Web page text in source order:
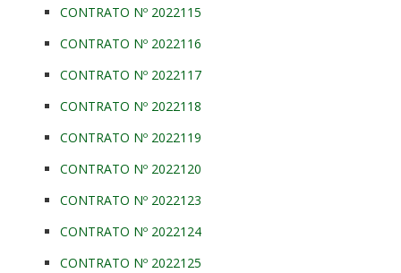
CONTRATO Nº 2022115
CONTRATO Nº 2022116
CONTRATO Nº 2022117
CONTRATO Nº 2022118
CONTRATO Nº 2022119
CONTRATO Nº 2022120
CONTRATO Nº 2022123
CONTRATO Nº 2022124
CONTRATO Nº 2022125